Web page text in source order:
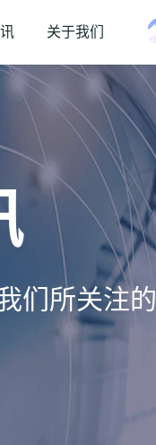
关于我们
们所关注的